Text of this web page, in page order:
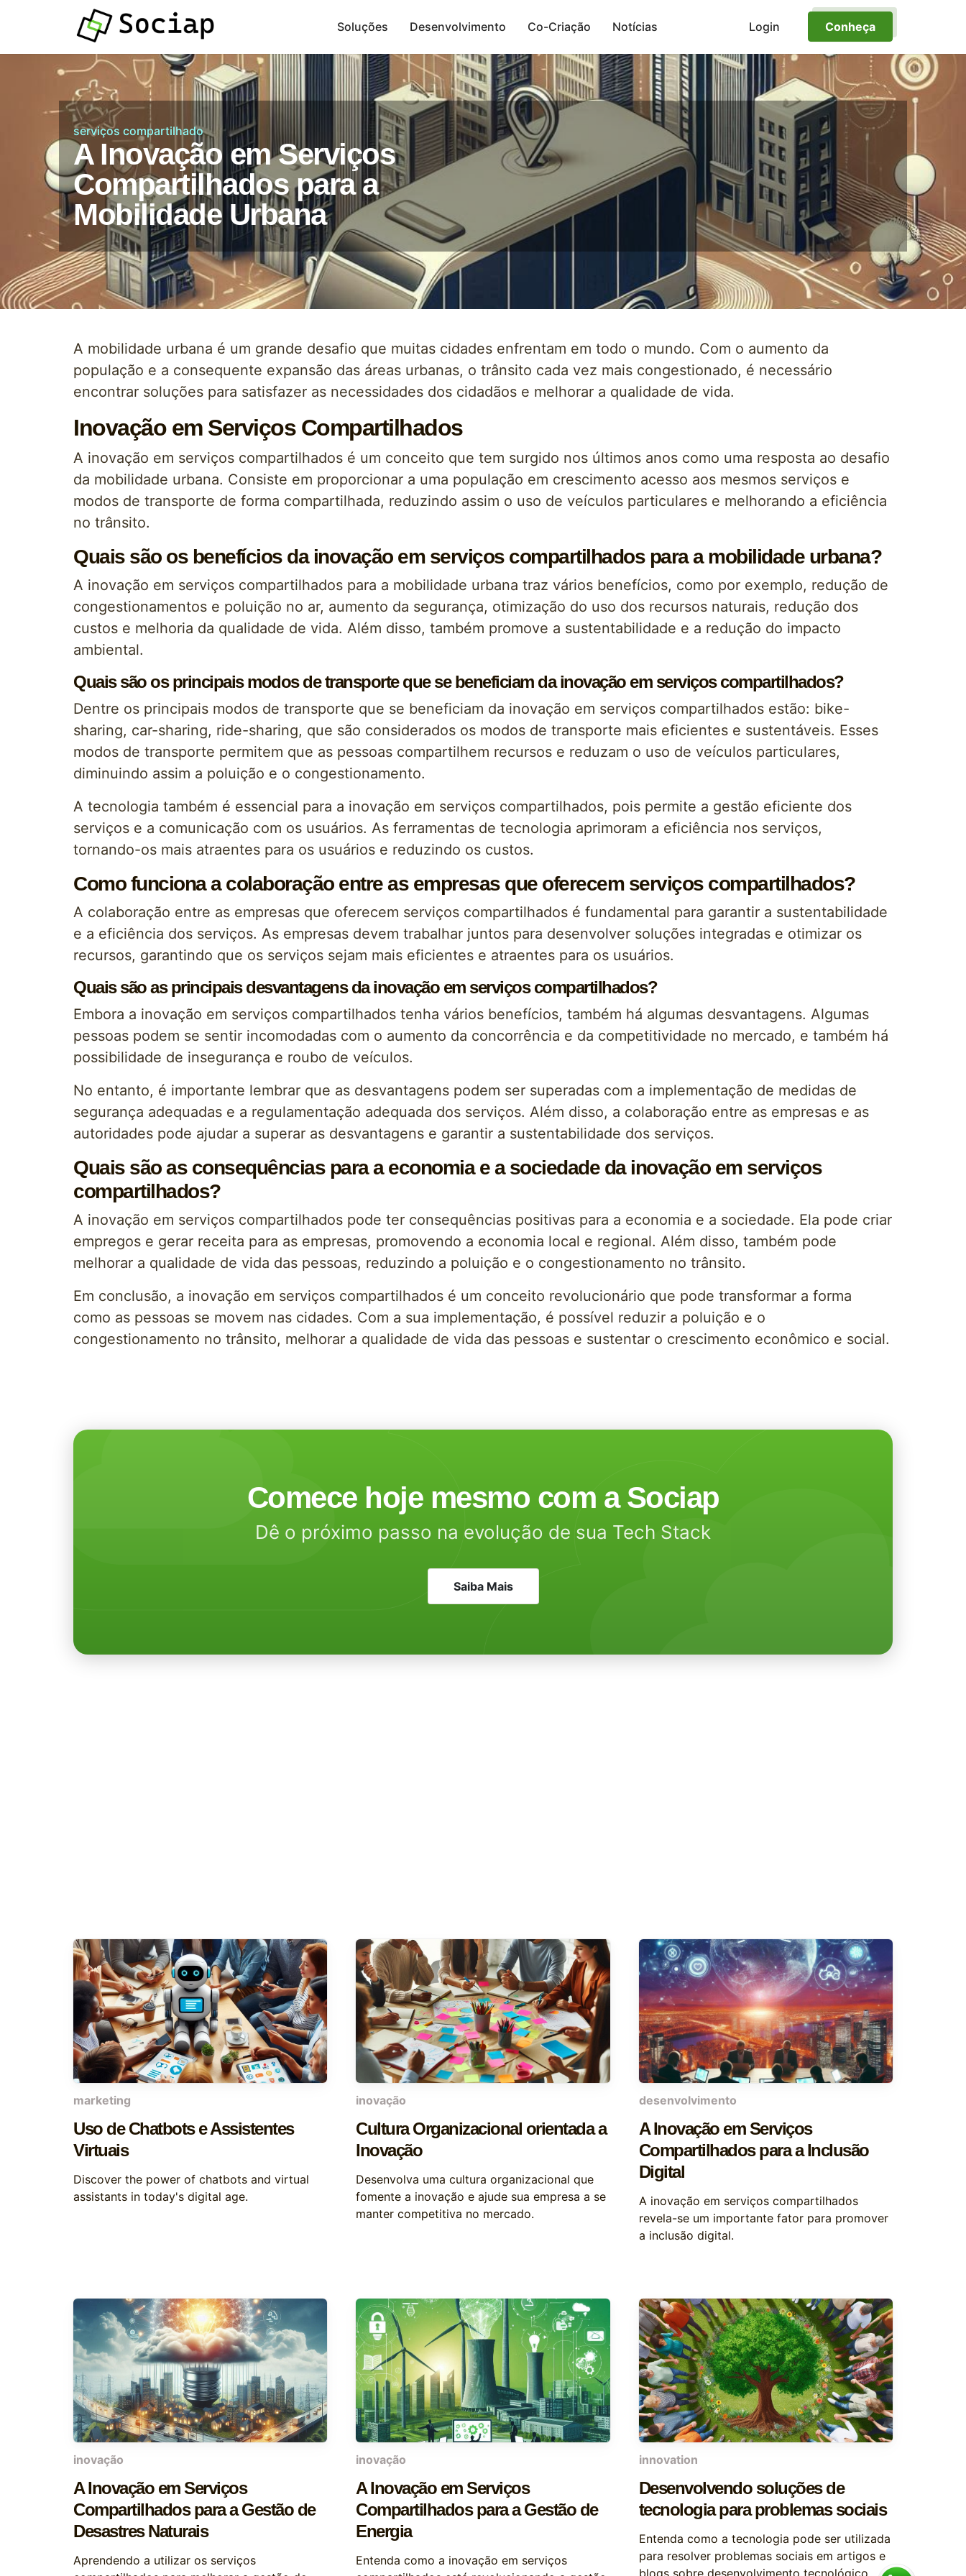
Soluções
Atendimento por
Whatsapp
Presença Digital
Desenvolvimento Co-Criação Notícias Login Conheça
serviços compartilhado
A Inovação em Serviços
Compartilhados para a
Mobilidade Urbana
A mobilidade urbana é um grande desafio que muitas cidades enfrentam em todo o mundo. Com o aumento da
população e a consequente expansão das áreas urbanas, o trânsito cada vez mais congestionado, é necessário
encontrar soluções para satisfazer as necessidades dos cidadãos e melhorar a qualidade de vida.
Inovação em Serviços Compartilhados
A inovação em serviços compartilhados é um conceito que tem surgido nos últimos anos como uma resposta ao desafio
da mobilidade urbana. Consiste em proporcionar a uma população em crescimento acesso aos mesmos serviços e
modos de transporte de forma compartilhada, reduzindo assim o uso de veículos particulares e melhorando a eficiência
no trânsito.
Quais são os benefícios da inovação em serviços compartilhados para a mobilidade urbana?
A inovação em serviços compartilhados para a mobilidade urbana traz vários benefícios, como por exemplo, redução de
congestionamentos e poluição no ar, aumento da segurança, otimização do uso dos recursos naturais, redução dos
custos e melhoria da qualidade de vida. Além disso, também promove a sustentabilidade e a redução do impacto
ambiental.
Quais são os principais modos de transporte que se beneficiam da inovação em serviços compartilhados?
Dentre os principais modos de transporte que se beneficiam da inovação em serviços compartilhados estão: bike-
sharing, car-sharing, ride-sharing, que são considerados os modos de transporte mais eficientes e sustentáveis. Esses
modos de transporte permitem que as pessoas compartilhem recursos e reduzam o uso de veículos particulares,
diminuindo assim a poluição e o congestionamento.
A tecnologia também é essencial para a inovação em serviços compartilhados, pois permite a gestão eficiente dos
serviços e a comunicação com os usuários. As ferramentas de tecnologia aprimoram a eficiência nos serviços,
tornando-os mais atraentes para os usuários e reduzindo os custos.
Como funciona a colaboração entre as empresas que oferecem serviços compartilhados?
A colaboração entre as empresas que oferecem serviços compartilhados é fundamental para garantir a sustentabilidade
e a eficiência dos serviços. As empresas devem trabalhar juntos para desenvolver soluções integradas e otimizar os
recursos, garantindo que os serviços sejam mais eficientes e atraentes para os usuários.
Quais são as principais desvantagens da inovação em serviços compartilhados?
Embora a inovação em serviços compartilhados tenha vários benefícios, também há algumas desvantagens. Algumas
pessoas podem se sentir incomodadas com o aumento da concorrência e da competitividade no mercado, e também há
possibilidade de insegurança e roubo de veículos.
No entanto, é importante lembrar que as desvantagens podem ser superadas com a implementação de medidas de
segurança adequadas e a regulamentação adequada dos serviços. Além disso, a colaboração entre as empresas e as
autoridades pode ajudar a superar as desvantagens e garantir a sustentabilidade dos serviços.
Quais são as consequências para a economia e a sociedade da inovação em serviços
compartilhados?
A inovação em serviços compartilhados pode ter consequências positivas para a economia e a sociedade. Ela pode criar
empregos e gerar receita para as empresas, promovendo a economia local e regional. Além disso, também pode
melhorar a qualidade de vida das pessoas, reduzindo a poluição e o congestionamento no trânsito.
Em conclusão, a inovação em serviços compartilhados é um conceito revolucionário que pode transformar a forma
como as pessoas se movem nas cidades. Com a sua implementação, é possível reduzir a poluição e o
congestionamento no trânsito, melhorar a qualidade de vida das pessoas e sustentar o crescimento econômico e social.
Comece hoje mesmo com a Sociap
Dê o próximo passo na evolução de sua Tech Stack
Saiba Mais
marketing
Uso de Chatbots e Assistentes
Virtuais
Discover the power of chatbots and virtual
assistants in today's digital age.
inovação
Cultura Organizacional orientada a
Inovação
Desenvolva uma cultura organizacional que
fomente a inovação e ajude sua empresa a se
manter competitiva no mercado.
desenvolvimento
A Inovação em Serviços
Compartilhados para a Inclusão
Digital
A inovação em serviços compartilhados
revela-se um importante fator para promover
a inclusão digital.
inovação
A Inovação em Serviços
Compartilhados para a Gestão de
Desastres Naturais
Aprendendo a utilizar os serviços
inovação
A Inovação em Serviços
Compartilhados para a Gestão de
Energia
Entenda como a inovação em serviços
innovation
Desenvolvendo soluções de
tecnologia para problemas sociais
Entenda como a tecnologia pode ser utilizada
para resolver problemas sociais em artigos e
blogs sobre desenvolvimento tecnológico